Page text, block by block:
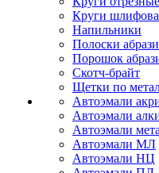
Круги
Напильники
Полоски
Порошок
Скотч-брайт
Щетки по
Автоэмали
Автоэмали
Автоэмали
Автоэмали МЛ
Автоэмали НЦ